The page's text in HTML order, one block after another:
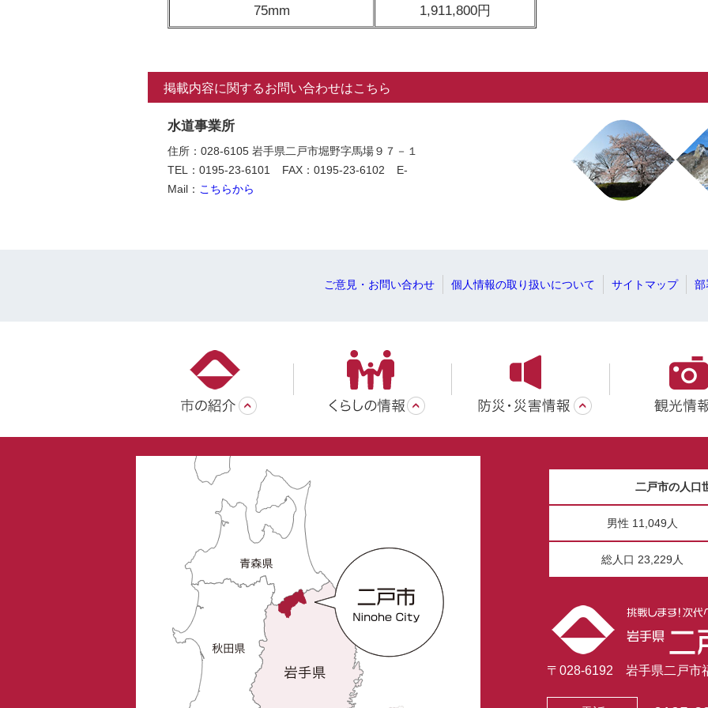
75mm 1,911,800円
掲載内容に関するお問い合わせはこちら
水道事業所
住所：028-6105 岩手県二戸市堀野字馬場９７－１
TEL：0195-23-6101
FAX：0195-23-6102
E-
Mail： こちらから
ご意見・お問い合わせ 個人情報の取り扱いについて サイトマップ 部
二戸市の人口
男性 11,049人
総人口 23,229人
〒028-6192 岩手県二戸市